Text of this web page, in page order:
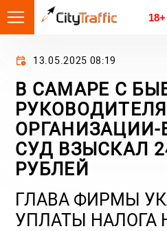
18+
13.05.2025 08:19
В САМАРЕ С
РУКОВОДИТЕЛЯ
ОРГАНИЗАЦИИ-
СУД ВЗЫСКАЛ
РУБЛЕЙ
ГЛАВА ФИРМЫ
УПЛАТЫ НАЛОГА